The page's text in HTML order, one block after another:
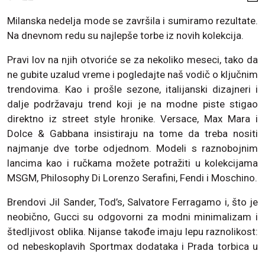
Milanska nedelja mode se završila i sumiramo rezultate.
Na dnevnom redu su najlepše torbe iz novih kolekcija.
Pravi lov na njih otvoriće se za nekoliko meseci, tako da
ne gubite uzalud vreme i pogledajte naš vodič o ključnim
trendovima. Kao i prošle sezone, italijanski dizajneri i
dalje podržavaju trend koji je na modne piste stigao
direktno iz street style hronike. Versace, Max Mara i
Dolce & Gabbana insistiraju na tome da treba nositi
najmanje dve torbe odjednom. Modeli s raznobojnim
lancima kao i ručkama možete potražiti u kolekcijama
MSGM, Philosophy Di Lorenzo Serafini, Fendi i Moschino.
Brendovi Jil Sander, Tod’s, Salvatore Ferragamo i, što je
neobično, Gucci su odgovorni za modni minimalizam i
štedljivost oblika. Nijanse takođe imaju lepu raznolikost:
od nebeskoplavih Sportmax dodataka i Prada torbica u